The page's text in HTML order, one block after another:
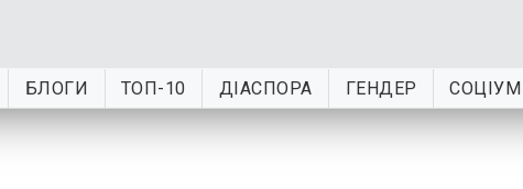
БЛОГИ ТОП-10 ДІАСПОРА ГЕНДЕР СОЦІУМ